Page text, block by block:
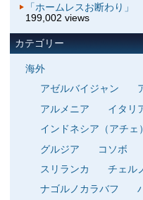
「ホームレスお断わり
199,002 views
カテゴリー
海外
アゼルバイジャン
アルメニア
イタリ
インドネシア（アチェ）
グルジア
コソボ
スリランカ
チェル
ナゴルノカラバフ